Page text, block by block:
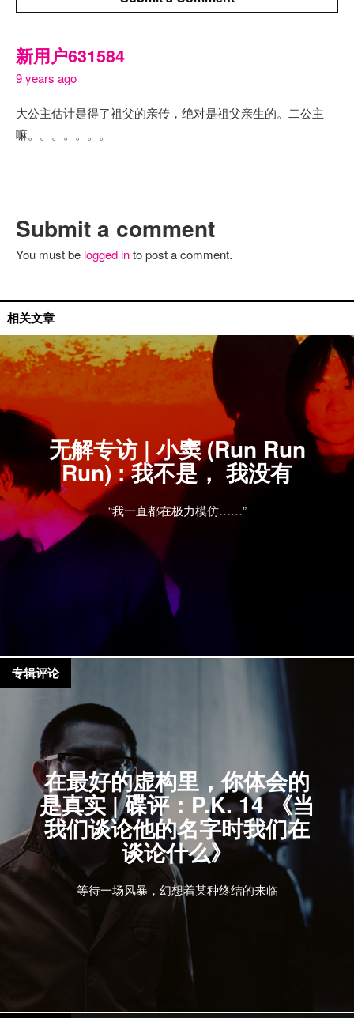
新用户631584
9 years ago
大公主估计是得了祖父的亲传，绝对是祖父亲生的。二公主
嘛。。。。。。。
Submit a comment
You must be logged into post a comment.
相关文章
无解专访 | 小窦 (Run Run
Run) : 我不是， 我没有
“我一直都在极力模仿……”
国内艺人
在最好的虚构里，你体会的
是真实 | 碟评：P.K. 14 《当
我们谈论他的名字时我们在
谈论什么》
等待一场风暴，幻想着某种终结的来临
专辑评论